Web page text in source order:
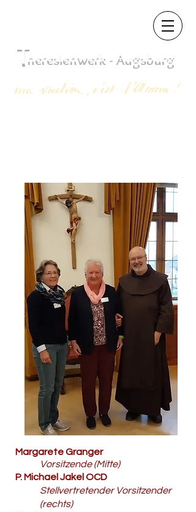
Theresienwerk - Augsburg
Margarete Granger
Vorsitzende (Mitte)
P. Michael Jakel OCD
Stellvertretender Vorsitzender
(rechts)